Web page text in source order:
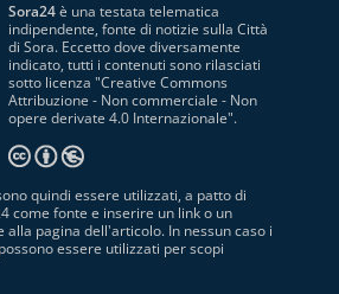
Sora24è una testata telematica
indipendente, fonte di notizie sulla Città
di Sora. Eccetto dove diversamente
indicato, tutti i contenuti sono rilasciati
sotto licenza "Creative Commons
Attribuzione - Non commerciale - Non
opere derivate 4.0 Internazionale".
quindi essere utilizzati, a patto di
come fonte e inserire un link o un
alla pagina dell'articolo. In nessun caso i
essere utilizzati per scopi